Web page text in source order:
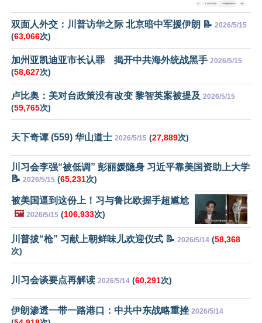
双面人外交：川普访华之际 北京暗中军援伊朗 📝 2026/5/15
(63,066次)
加州亚凯迪亚市长认罪 揭开中共海外统战黑手 2026/5/15
(58,627次)
卢比奥：美对台政策没有改变 黎智英案被提及 2026/5/15
(59,765次)
天下奇谭 (559) 华山道士 2026/5/15 (27,889次)
川习会李强“被低调” 彭丽媛隐身 习近平靠美国资助上大学
📝 2026/5/15 (65,231次)
被美国逼到这份上！习与鲁比欧握手超尴尬
🖼️ 2026/5/15 (106,933次)
川普拔“枪” 习献上朝鲜味儿欢迎仪式 📝 2026/5/14 (58,368
次)
川习会谈要点再解读 2026/5/14 (60,291次)
伊朗渗透一带一路港口：中共中东战略重挫 2026/5/14